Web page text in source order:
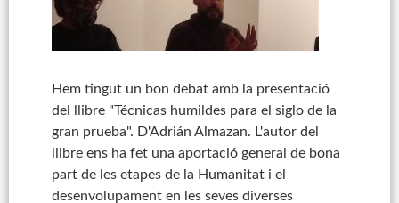
Hem tingut un bon debat amb la presentació
del llibre "Técnicas humildes para el siglo de la
gran prueba". D'Adrián Almazan. L'autor del
llibre ens ha fet una aportació general de bona
part de les etapes de la Humanitat i el
desenvolupament en les seves diverses